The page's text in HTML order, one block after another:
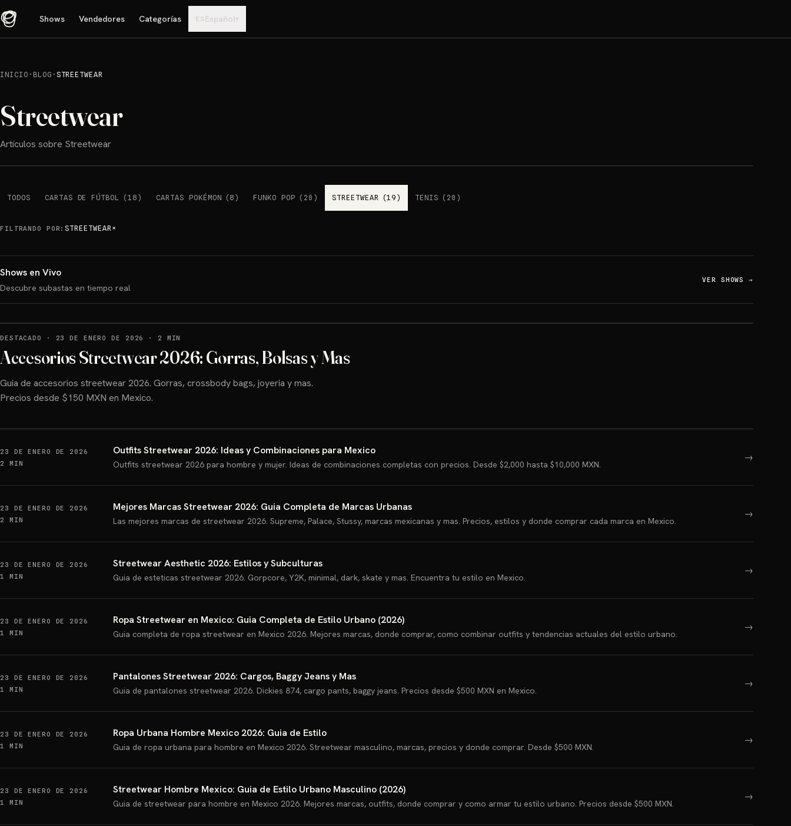
Shows Vendedores Categorías ES Español▾
INICIO · BLOG · STREETWEAR
Streetwear
Artículos sobre Streetwear
TODOS CARTAS DE FÚTBOL (18 ) CARTAS POKÉMON (8 ) FUNKO POP ( 20 ) STREETWEAR (19 ) TENIS ( 20 )
FILTRANDO POR:STREETWEAR×
Shows en Vivo
Descubre subastas en tiempo real
VER SHOWS →
DESTACADO · 23 DE ENERO DE 2026 · 2 MIN
Accesorios Streetwear 2026: Gorras, Bolsas y Mas
Guia de accesorios streetwear 2026. Gorras, crossbody bags, joyeria y mas.
Precios desde $150 MXN en Mexico.
23 DE ENERO DE 2026
2 MIN
Outfits Streetwear 2026: Ideas y Combinaciones para Mexico
Outfits streetwear 2026 para hombre y mujer. Ideas de combinaciones completas con precios. Desde $2,000 hasta $10,000 MXN.
→
23 DE ENERO DE 2026
2 MIN
Mejores Marcas Streetwear 2026: Guia Completa de Marcas Urbanas
Las mejores marcas de streetwear 2026. Supreme, Palace, Stussy, marcas mexicanas y mas. Precios, estilos y donde comprar cada marca en Mexico.
→
23 DE ENERO DE 2026
1 MIN
Streetwear Aesthetic 2026: Estilos y Subculturas
Guia de esteticas streetwear 2026. Gorpcore, Y2K, minimal, dark, skate y mas. Encuentra tu estilo en Mexico.
→
23 DE ENERO DE 2026
1 MIN
Ropa Streetwear en Mexico: Guia Completa de Estilo Urbano (2026)
Guia completa de ropa streetwear en Mexico 2026. Mejores marcas, donde comprar, como combinar outfits y tendencias actuales del estilo urbano.
→
23 DE ENERO DE 2026
1 MIN
Pantalones Streetwear 2026: Cargos, Baggy Jeans y Mas
Guia de pantalones streetwear 2026. Dickies 874, cargo pants, baggy jeans. Precios desde $500 MXN en Mexico.
→
23 DE ENERO DE 2026
1 MIN
Ropa Urbana Hombre Mexico 2026: Guia de Estilo
Guia de ropa urbana para hombre en Mexico 2026. Streetwear masculino, marcas, precios y donde comprar. Desde $500 MXN.
→
23 DE ENERO DE 2026
1 MIN
Streetwear Hombre Mexico: Guia de Estilo Urbano Masculino (2026)
Guia de streetwear para hombre en Mexico 2026. Mejores marcas, outfits, donde comprar y como armar tu estilo urbano. Precios desde $500 MXN.
→